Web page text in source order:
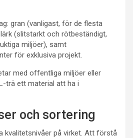
gran (vanligast, för de flesta
(slitstarkt och rötbeständigt,
miljöer), samt
för exklusiva projekt.
med offentliga miljöer eller
trä ett material att ha i
och sortering
kvalitetsnivåer på virket. Att förstå